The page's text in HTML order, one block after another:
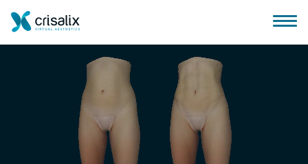
Cerrah ana sayfası